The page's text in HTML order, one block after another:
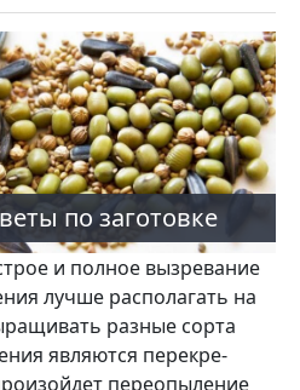
по заготовке
и полное вызревание
лучше располагать на
разные сорта
являются перекре­
пере­опыление